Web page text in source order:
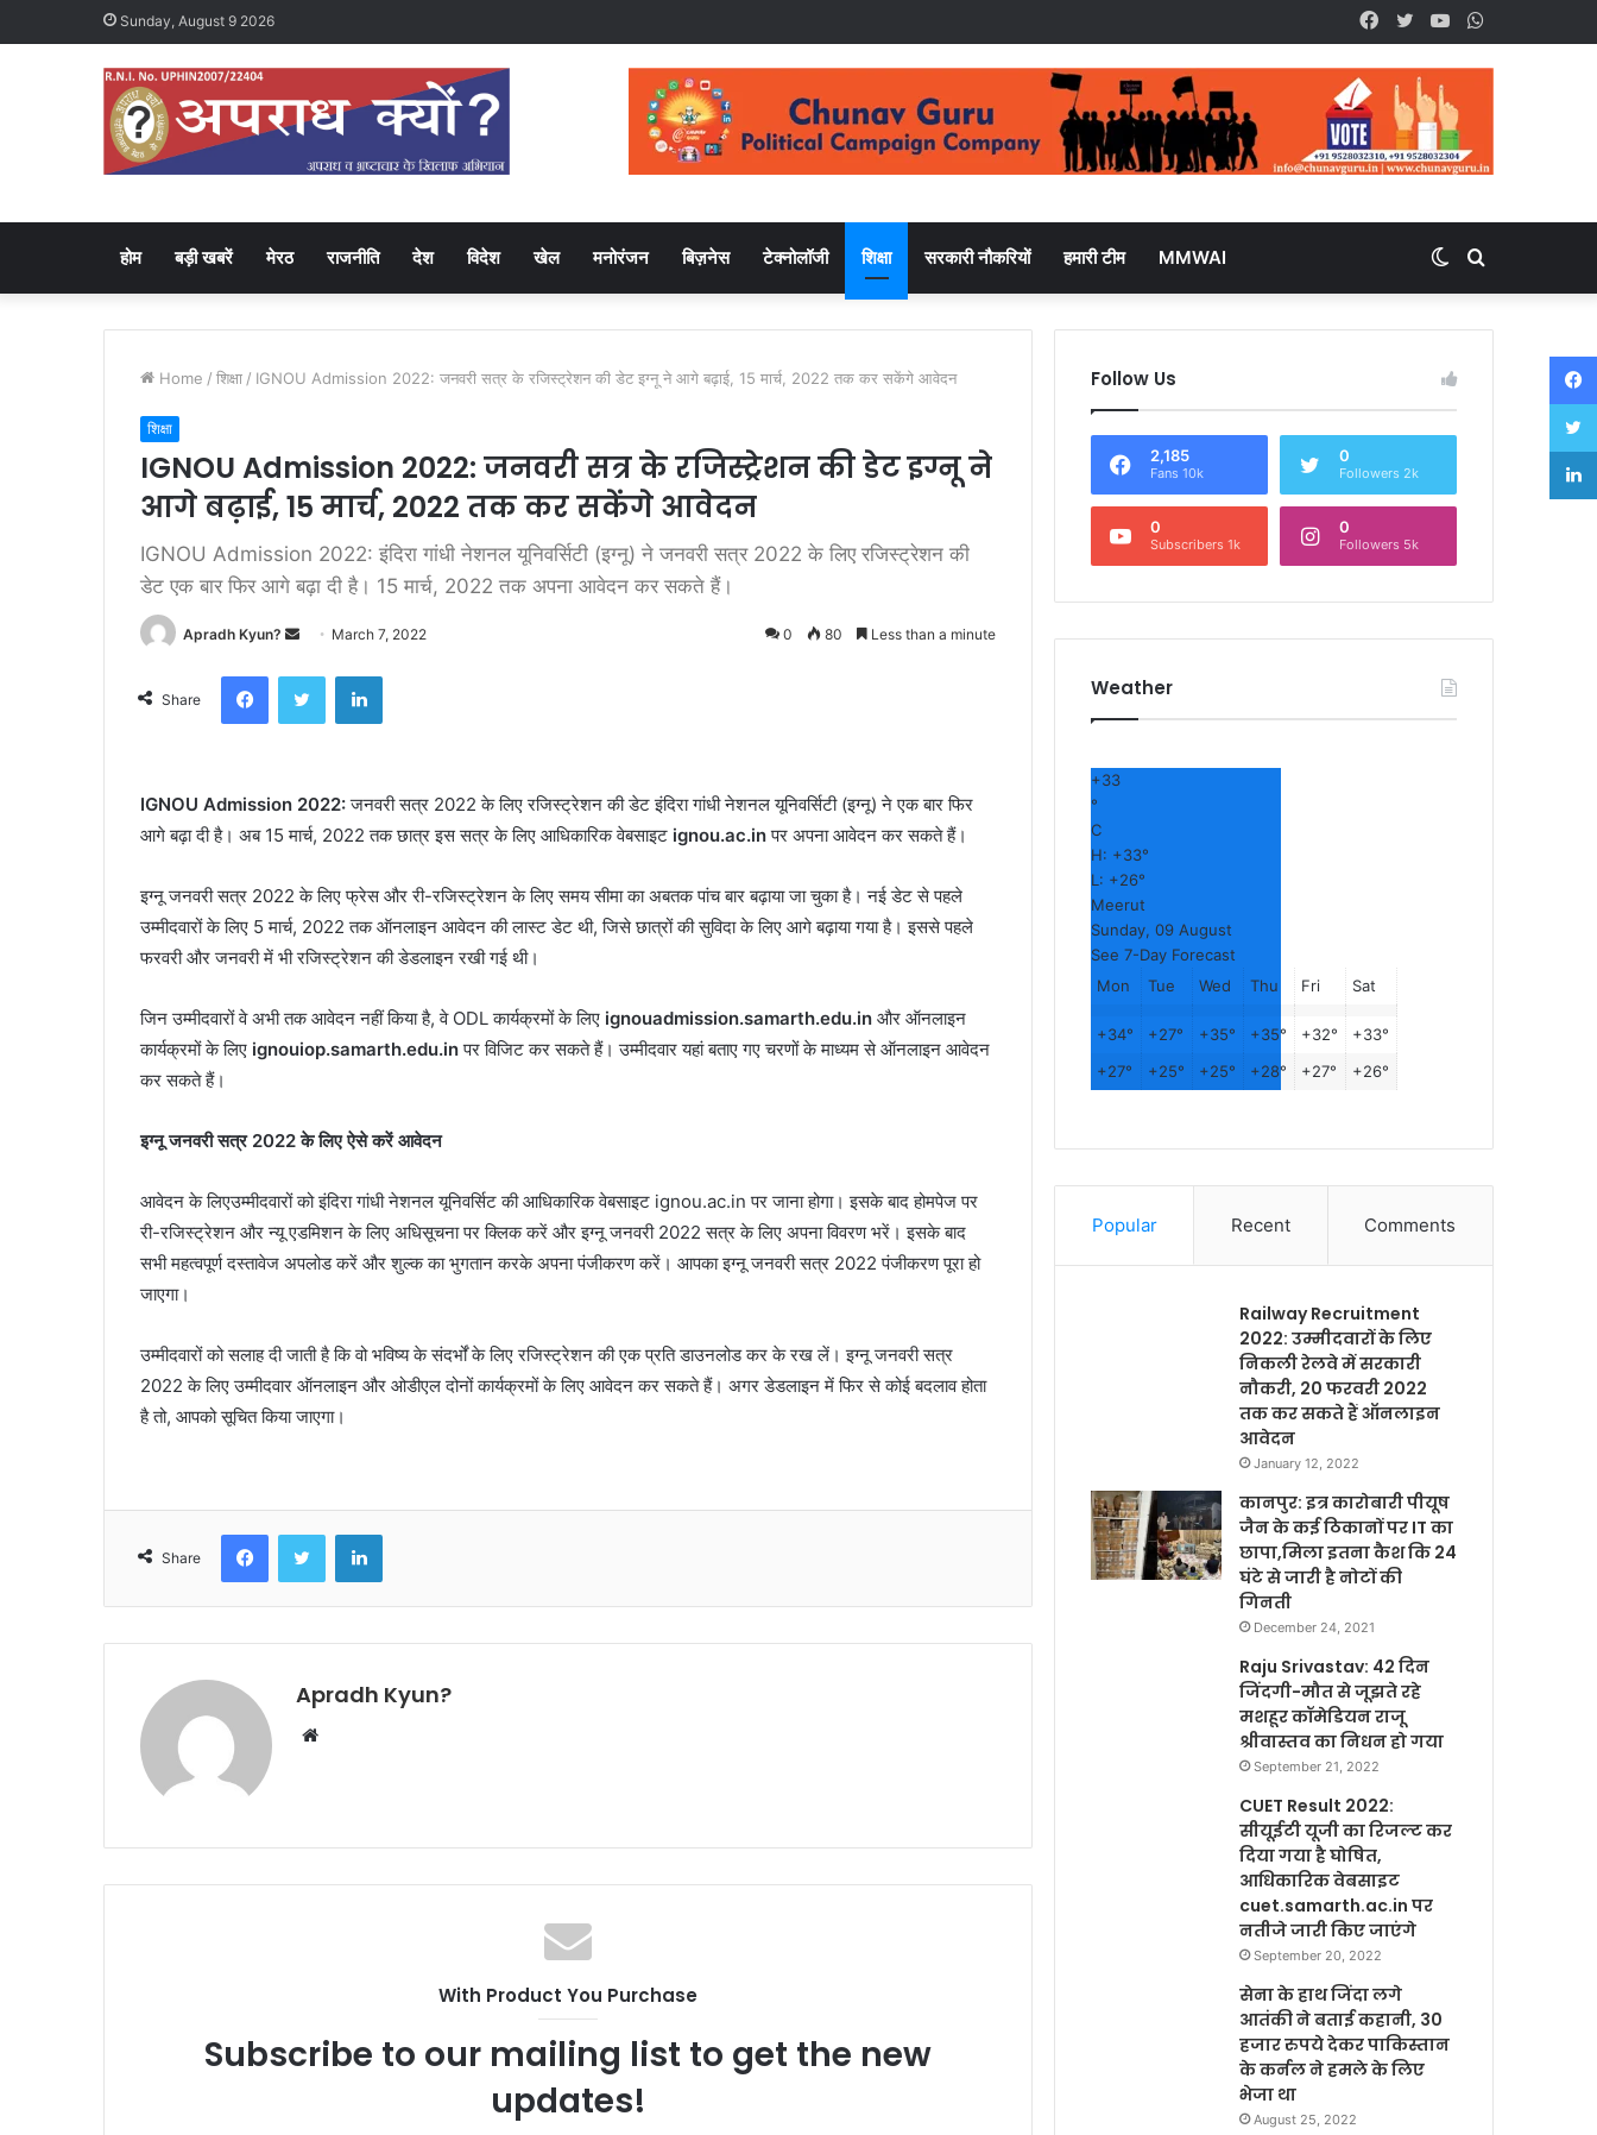
Sunday, August 9 2026 YouTube
Twitter
Facebook
होम बड़ी खबरें मेरठ राजनीति देश विदेश खेल मनोरंजन बिज़नेस टेक्नोलॉजी शिक्षा सरकारी नौकरियों हमारी टीम MMWAI
for
Switch
skin
Home / शिक्षा / IGNOU Admission 2022: जनवरी सत्र के रजिस्ट्रेशन की डेट इग्नू ने आगे बढ़ाई, 15 मार्च, 2022 तक कर सकेंगे आवेदन
शिक्षा
IGNOU Admission 2022: जनवरी सत्र के रजिस्ट्रेशन की डेट इग्नू ने
आगे बढ़ाई, 15 मार्च, 2022 तक कर सकेंगे आवेदन
IGNOU Admission 2022: इंदिरा गांधी नेशनल यूनिवर्सिटी (इग्नू) ने जनवरी सत्र 2022 के लिए रजिस्ट्रेशन की
डेट एक बार फिर आगे बढ़ा दी है। 15 मार्च, 2022 तक अपना आवेदन कर सकते हैं।
Apradh Kyun?
n
e
m
i
March 7, 2022 0 80 Less than a minute
Share
IGNOU Admission 2022:जनवरी सत्र 2022 के लिए रजिस्ट्रेशन की डेट इंदिरा गांधी नेशनल यूनिवर्सिटी (इग्नू) ने एक बार फिर
आगे बढ़ा दी है। अब 15 मार्च, 2022 तक छात्र इस सत्र के लिए आधिकारिक वेबसाइट ignou.ac.inपर अपना आवेदन कर सकते हैं।
इग्नू जनवरी सत्र 2022 के लिए फ्रेस और री-रजिस्ट्रेशन के लिए समय सीमा का अबतक पांच बार बढ़ाया जा चुका है। नई डेट से पहले
उम्मीदवारों के लिए 5 मार्च, 2022 तक ऑनलाइन आवेदन की लास्ट डेट थी, जिसे छात्रों की सुविदा के लिए आगे बढ़ाया गया है। इससे पहले
फरवरी और जनवरी में भी रजिस्ट्रेशन की डेडलाइन रखी गई थी।
जिन उम्मीदवारों वे अभी तक आवेदन नहीं किया है, वे ODL कार्यक्रमों के लिए ignouadmission.samarth.edu.in और ऑनलाइन
कार्यक्रमों के लिए ignouiop.samarth.edu.inपर विजिट कर सकते हैं। उम्मीदवार यहां बताए गए चरणों के माध्यम से ऑनलाइन आवेदन
कर सकते हैं।
इग्नू जनवरी सत्र 2022 के लिए ऐसे करें आवेदन
आवेदन के लिएउम्मीदवारों को इंदिरा गांधी नेशनल यूनिवर्सिट की आधिकारिक वेबसाइट ignou.ac.in पर जाना होगा। इसके बाद होमपेज पर
री-रजिस्ट्रेशन और न्यू एडमिशन के लिए अधिसूचना पर क्लिक करें और इग्नू जनवरी 2022 सत्र के लिए अपना विवरण भरें। इसके बाद
सभी महत्वपूर्ण दस्तावेज अपलोड करें और शुल्क का भुगतान करके अपना पंजीकरण करें। आपका इग्नू जनवरी सत्र 2022 पंजीकरण पूरा हो
जाएगा।
उम्मीदवारों को सलाह दी जाती है कि वो भविष्य के संदर्भों के लिए रजिस्ट्रेशन की एक प्रति डाउनलोड कर के रख लें। इग्नू जनवरी सत्र
2022 के लिए उम्मीदवार ऑनलाइन और ओडीएल दोनों कार्यक्रमों के लिए आवेदन कर सकते हैं। अगर डेडलाइन में फिर से कोई बदलाव होता
है तो, आपको सूचित किया जाएगा।
Share
Apradh Kyun?
i
With Product You Purchase
Subscribe to our mailing list to get the new
updates!
Follow Us
2,185
Fans 10k
0
Followers 2k
0
Subscribers 1k
0
Followers 5k
Weather
+33
°
C
H: +33°
L: +26°
Meerut
Sunday, 09 August
See 7-Day Forecast
Mon
Tue Wed Thu Fri Sat
+34° +27° +35° +35° +32° +33°
+27° +25° +25° +28° +27° +26°
Popular Recent Comments
Railway Recruitment
2022: उम्मीदवारों के लिए
निकली रेलवे में सरकारी
नौकरी, 20 फरवरी 2022
तक कर सकते हैं ऑनलाइन
आवेदन
January 12, 2022
कानपुर: इत्र कारोबारी पीयूष
जैन के कई ठिकानों पर IT का
छापा,मिला इतना कैश कि 24
घंटे से जारी है नोटों की
गिनती
December 24, 2021
Raju Srivastav: 42 दिन
जिंदगी-मौत से जूझते रहे
मशहूर कॉमेडियन राजू
श्रीवास्तव का निधन हो गया
September 21, 2022
CUET Result 2022:
सीयूईटी यूजी का रिजल्ट कर
दिया गया है घोषित,
आधिकारिक वेबसाइट
cuet.samarth.ac.in पर
नतीजे जारी किए जाएंगे
September 20, 2022
सेना के हाथ जिंदा लगे
आतंकी ने बताई कहानी, 30
हजार रुपये देकर पाकिस्तान
के कर्नल ने हमले के लिए
भेजा था
August 25, 2022